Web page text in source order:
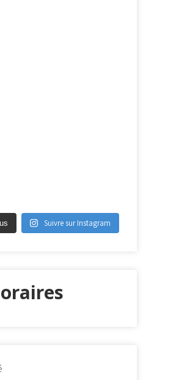
Suivre sur Instagram